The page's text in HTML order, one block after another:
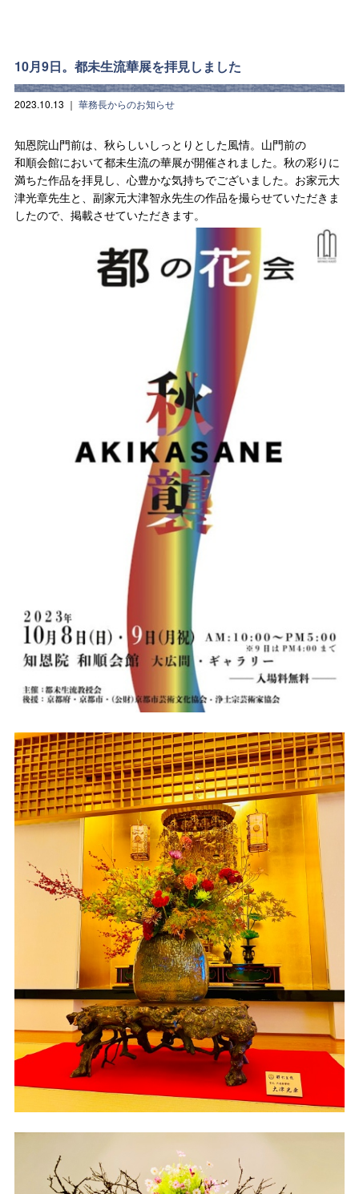
10月9日。都未生流華展を拝見しました
2023.10.13 ｜ 華務長からのお知らせ
知恩院山門前は、秋らしいしっとりとした風情。山門前の
和順会館において都未生流の華展が開催されました。秋の彩りに
満ちた作品を拝見し、心豊かな気持ちでございました。お家元大
津光章先生と、副家元大津智永先生の作品を撮らせていただきま
したので、掲載させていただきます。